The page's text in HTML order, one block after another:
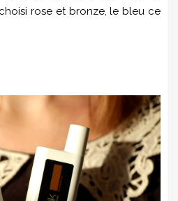
rose et bronze, le bleu ce